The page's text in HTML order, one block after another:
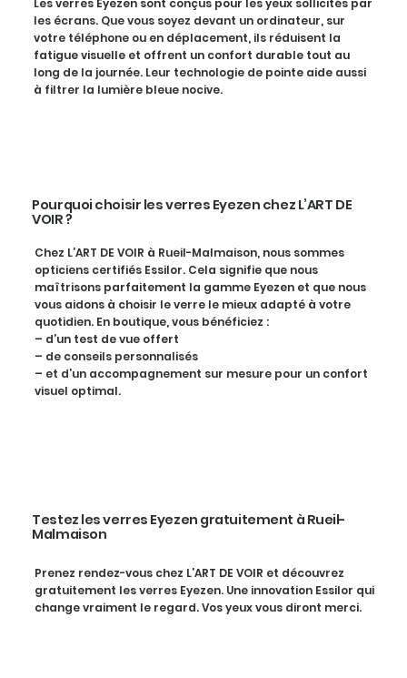
Les verres Eyezen sont conçus pour les yeux sollicités par
les écrans. Que vous soyez devant un ordinateur, sur
votre téléphone ou en déplacement, ils réduisent la
fatigue visuelle et offrent un confort durable tout au
long de la journée. Leur technologie de pointe aide aussi
à filtrer la lumière bleue nocive.
Pourquoi choisir les verres Eyezen chez L’ART DE
VOIR ?
Chez L’ART DE VOIR à Rueil-Malmaison, nous sommes
opticiens certifiés Essilor. Cela signifie que nous
maîtrisons parfaitement la gamme Eyezen et que nous
vous aidons à choisir le verre le mieux adapté à votre
quotidien. En boutique, vous bénéficiez :
– d’un test de vue offert
– de conseils personnalisés
– et d’un accompagnement sur mesure pour un confort
visuel optimal.
Testez les verres Eyezen gratuitement à Rueil-
Malmaison
Prenez rendez-vous chez L’ART DE VOIR et découvrez
gratuitement les verres Eyezen. Une innovation Essilor qui
change vraiment le regard. Vos yeux vous diront merci.